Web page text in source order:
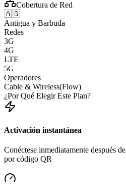
Cobertura de Red
🇦🇬
Antigua y Barbuda
Redes
3G
4G
LTE
5G
Operadores
Cable & Wireless(Flow)
¿Por Qué Elegir Este Plan?
Activación instantánea
Conéctese inmediatamente después
por código QR